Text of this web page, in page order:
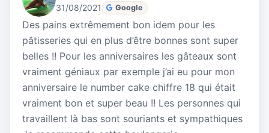
31/08/2021 Google
Des pains extrêmement bon idem pour les
pâtisseries qui en plus d’être bonnes sont super
belles !! Pour les anniversaires les gâteaux sont
vraiment géniaux par exemple j’ai eu pour mon
anniversaire le number cake chiffre 18 qui était
vraiment bon et super beau !! Les personnes qui
travaillent là bas sont souriants et sympathiques